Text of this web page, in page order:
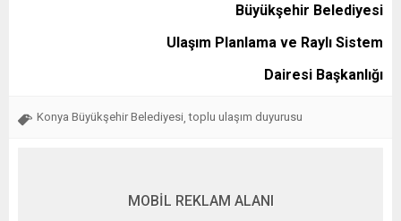
Büyükşehir Belediyesi
Ulaşım Planlama ve Raylı Sistem
Dairesi Başkanlığı
Konya Büyükşehir Belediyesi ,toplu ulaşım duyurusu
MOBİL REKLAM ALANI